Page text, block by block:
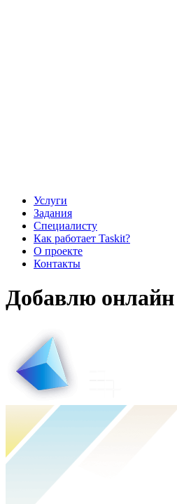
Услуги
Задания
Специалисту
Как работает Taskit?
О проекте
Контакты
Добавлю онлайн